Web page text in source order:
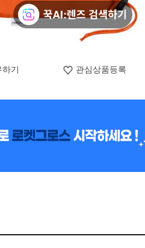
기 관심상품등록